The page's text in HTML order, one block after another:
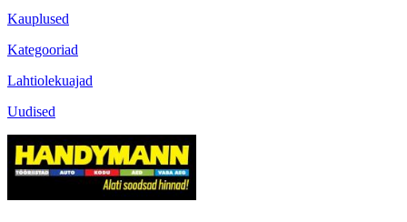
Kauplused
Kategooriad
Lahtiolekuajad
Uudised